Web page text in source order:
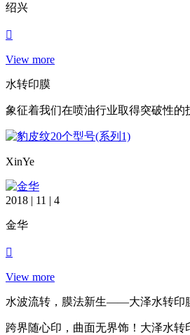
绍兴
View more
水转印膜
象征着我们在喷油行业取得突破性的
XinYe
2018 | 11 | 4
金华
View more
水波流转，膜法新生——大泽水转印
跨界随心印，曲面无界饰！大泽水转